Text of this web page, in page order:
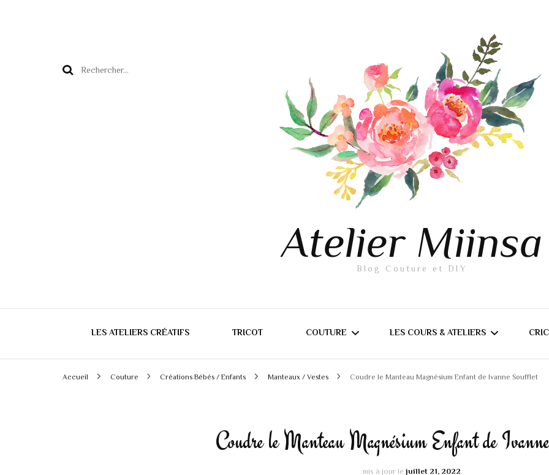
Rechercher :
Atelier Miinsa
Blog Couture et DIY
LES ATELIERS CRÉATIFS TRICOT COUTURE
JOURNAL COUTURE
LES COURS & ATELIERS
COURS DE COUTURE
MERCERINE ORVAULT
Accueil Couture Créations Bébés / Enfants Manteaux / Vestes Coudre le Manteau Magnésium Enfant de Ivanne Soufflet
Coudre le Manteau Magnésium Enfant de
mis à jour le juillet 21, 2022